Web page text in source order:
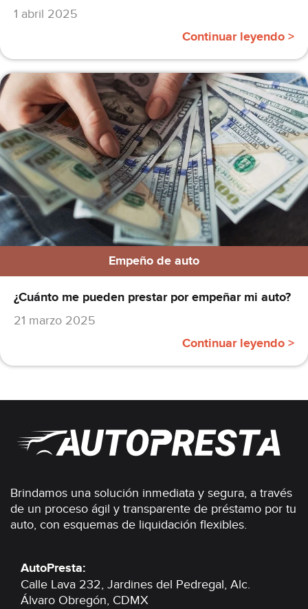
1 abril 2025
Continuar leyendo >
Empeño de auto
¿Cuánto me pueden prestar por empeñar mi auto?
21 marzo 2025
Continuar leyendo >
Brindamos una solución inmediata y segura, a través
de un proceso ágil y transparente de préstamo por tu
auto, con esquemas de liquidación flexibles.
AutoPresta:
Calle Lava 232, Jardines del Pedregal, Alc.
Álvaro Obregón, CDMX